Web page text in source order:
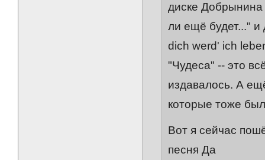
диске
ли ещё будет..." и
dich werd' ich
"Чудеса" -- это
издавалось. А
которые тоже
Вот я сейчас
песня Да